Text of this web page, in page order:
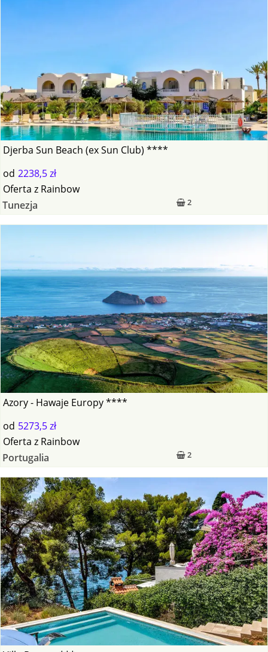
Djerba Sun Beach (ex Sun Club) ****
od 2238,5 zł
2
Oferta z Rainbow
Tunezja
Azory - Hawaje Europy ****
od 5273,5 zł
2
Oferta z Rainbow
Portugalia